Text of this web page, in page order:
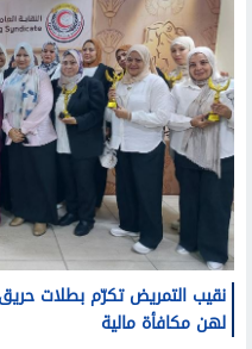
نقيب التمريض تكرّم بطلات
لهن مكافأة مالية